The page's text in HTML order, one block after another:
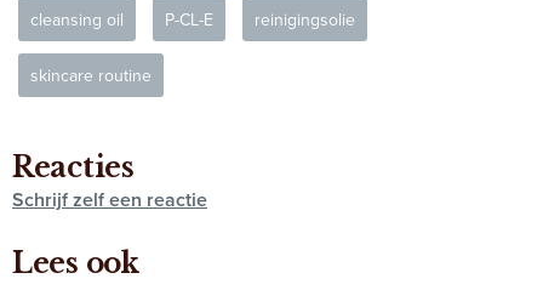
cleansing oil P-CL-E reinigingsolie
skincare routine
Reacties
Schrijf zelf een reactie
Lees ook